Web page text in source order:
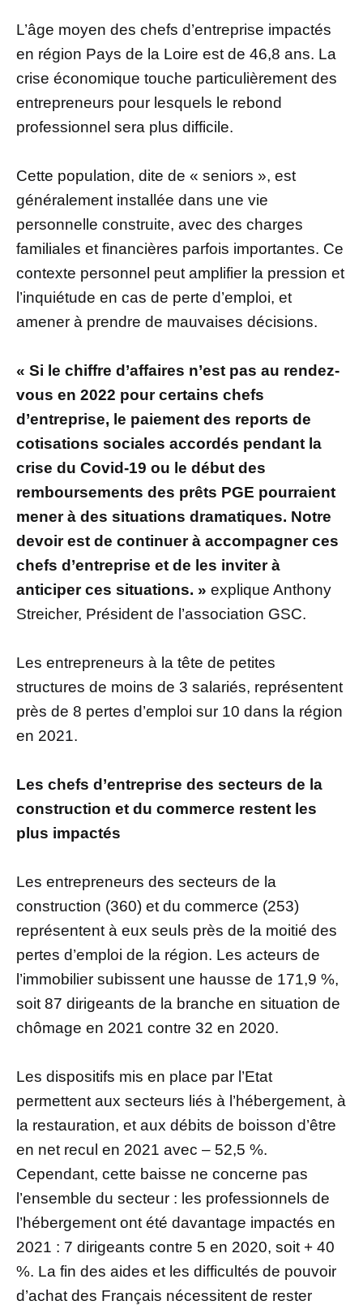
L’âge moyen des chefs d’entreprise impactés
en région Pays de la Loire est de 46,8 ans. La
crise économique touche particulièrement des
entrepreneurs pour lesquels le rebond
professionnel sera plus difficile.
Cette population, dite de « seniors », est
généralement installée dans une vie
personnelle construite, avec des charges
familiales et financières parfois importantes. Ce
contexte personnel peut amplifier la pression et
l’inquiétude en cas de perte d’emploi, et
amener à prendre de mauvaises décisions.
« Si le chiffre d’affaires n’est pas au rendez-
vous en 2022 pour certains chefs
d’entreprise, le paiement des reports de
cotisations sociales accordés pendant la
crise du Covid-19 ou le début des
remboursements des prêts PGE pourraient
mener à des situations dramatiques. Notre
devoir est de continuer à accompagner ces
chefs d’entreprise et de les inviter à
anticiper ces situations. » explique Anthony
Streicher, Président de l’association GSC.
Les entrepreneurs à la tête de petites
structures de moins de 3 salariés, représentent
près de 8 pertes d’emploi sur 10 dans la région
en 2021.
Les chefs d’entreprise des secteurs de la
construction et du commerce restent les
plus impactés
Les entrepreneurs des secteurs de la
construction (360) et du commerce (253)
représentent à eux seuls près de la moitié des
pertes d’emploi de la région. Les acteurs de
l’immobilier subissent une hausse de 171,9 %,
soit 87 dirigeants de la branche en situation de
chômage en 2021 contre 32 en 2020.
Les dispositifs mis en place par l’Etat
permettent aux secteurs liés à l’hébergement, à
la restauration, et aux débits de boisson d’être
en net recul en 2021 avec – 52,5 %.
Cependant, cette baisse ne concerne pas
l’ensemble du secteur : les professionnels de
l’hébergement ont été davantage impactés en
2021 : 7 dirigeants contre 5 en 2020, soit + 40
%. La fin des aides et les difficultés de pouvoir
d’achat des Français nécessitent de rester